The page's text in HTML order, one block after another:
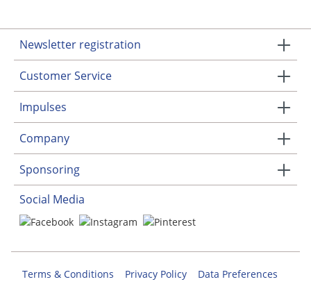
Newsletter registration
Customer Service
Impulses
Company
Sponsoring
Social Media
Terms & Conditions Privacy Policy Data Preferences